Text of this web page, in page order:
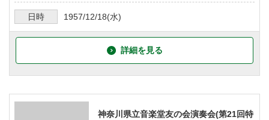
日時 1957/12/18(水)
詳細を見る
神奈川県立音楽堂友の会演奏会(第21回特